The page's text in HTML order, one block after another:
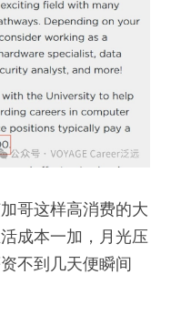
哥这样高消费的大
成本一加，月光压
不到几天便瞬间